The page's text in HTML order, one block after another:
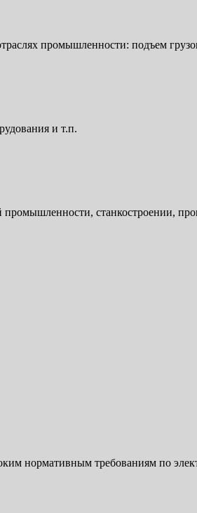
промышленности: подъем
и т.п.
станкостроении,
нормативным требованиям по